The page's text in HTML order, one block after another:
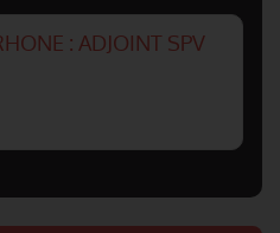
: ADJOINT SPV